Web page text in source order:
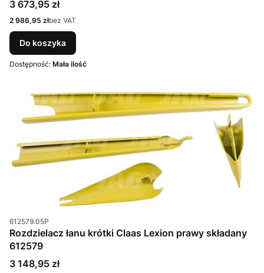
Cena
3 673,95 zł
Cena
2 986,95 złbez VAT
Do koszyka
Dostępność: Mała ilość
Kod produktu
612579.05P
Rozdzielacz łanu krótki Claas Lexion prawy składany
612579
Cena
3 148,95 zł